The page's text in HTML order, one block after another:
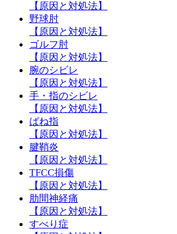
【原因と対処法】
野球肘
【原因と対処法】
ゴルフ肘
【原因と対処法】
腕のシビレ
【原因と対処法】
手・指のシビレ
【原因と対処法】
ばね指
【原因と対処法】
腱鞘炎
【原因と対処法】
TFCC損傷
【原因と対処法】
肋間神経痛
【原因と対処法】
すべり症